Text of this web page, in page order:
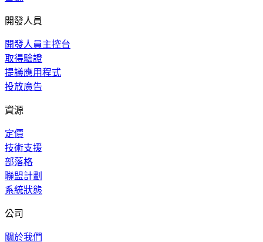
開發人員
開發人員主控台
取得驗證
提議應用程式
投放廣告
資源
定價
技術支援
部落格
聯盟計劃
系統狀態
公司
關於我們